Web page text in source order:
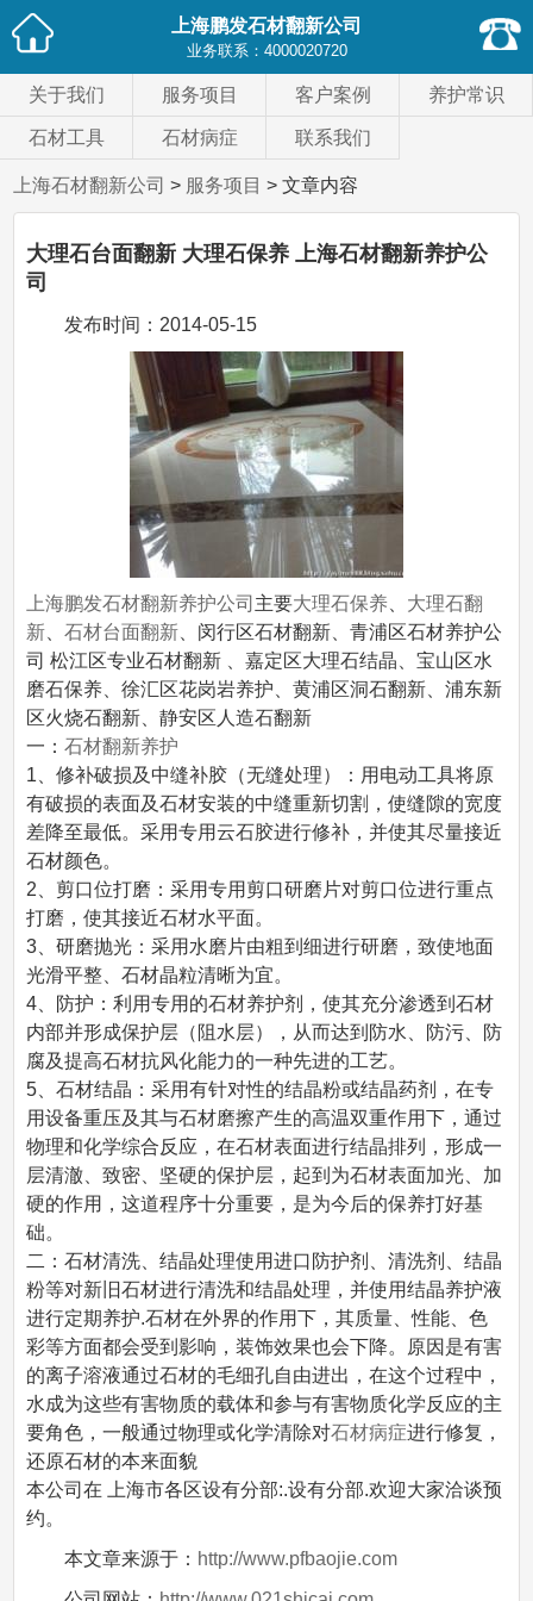
上海鹏发石材翻新公司
业务联系： 4000020720
关于我们 服务项目 客户案例 养护常识
石材工具 石材病症 联系我们
上海石材翻新公司 > 服务项目 > 文章内容
大理石台面翻新 大理石保养 上海石材翻新养护公
司
发布时间： 2014-05-15
上海鹏发石材翻新养护公司 主要大理石保养
大理石翻
新 、石材台面翻新 、闵行区石材翻新、青浦区石材养护公
司 松江区专业石材翻新 、嘉定区大理石结晶、宝山区水
磨石保养、徐汇区花岗岩养护、黄浦区洞石翻新、浦东新
区火烧石翻新、静安区人造石翻新
一：石材翻新养护
1、修补破损及中缝补胶（无缝处理）：用电动工具将原
有破损的表面及石材安装的中缝重新切割，使缝隙的宽度
差降至最低。采用专用云石胶进行修补，并使其尽量接近
石材颜色。
2、剪口位打磨：采用专用剪口研磨片对剪口位进行重点
打磨，使其接近石材水平面。
3、研磨抛光：采用水磨片由粗到细进行研磨，致使地面
光滑平整、石材晶粒清晰为宜。
4、防护：利用专用的石材养护剂，使其充分渗透到石材
内部并形成保护层（阻水层），从而达到防水、防污、防
腐及提高石材抗风化能力的一种先进的工艺。
5、石材结晶：采用有针对性的结晶粉或结晶药剂，在专
用设备重压及其与石材磨擦产生的高温双重作用下，通过
物理和化学综合反应，在石材表面进行结晶排列，形成一
层清澈、致密、坚硬的保护层，起到为石材表面加光、加
硬的作用，这道程序十分重要，是为今后的保养打好基
础。
二：石材清洗、结晶处理使用进口防护剂、清洗剂、结晶
粉等对新旧石材进行清洗和结晶处理，并使用结晶养护液
进行定期养护.石材在外界的作用下，其质量、性能、色
彩等方面都会受到影响，装饰效果也会下降。原因是有害
的离子溶液通过石材的毛细孔自由进出，在这个过程中，
水成为这些有害物质的载体和参与有害物质化学反应的主
要角色，一般通过物理或化学清除对石材病症进行修复，
还原石材的本来面貌
本公司在 上海市各区设有分部:.设有分部.欢迎大家洽谈预
约。
本文章来源于： http://www.pfbaojie.com